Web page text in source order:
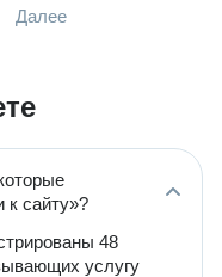
Далее
к сайту»?
48
услугу